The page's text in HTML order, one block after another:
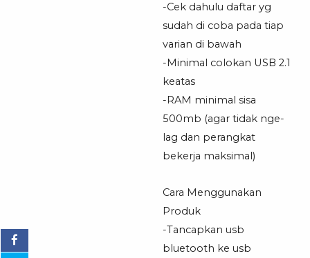
-Cek dahulu daftar yg
sudah di coba pada tiap
varian di bawah
-Minimal colokan USB 2.1
keatas
-RAM minimal sisa
500mb (agar tidak nge-
lag dan perangkat
bekerja maksimal)
Cara Menggunakan
Produk
-Tancapkan usb
bluetooth ke usb